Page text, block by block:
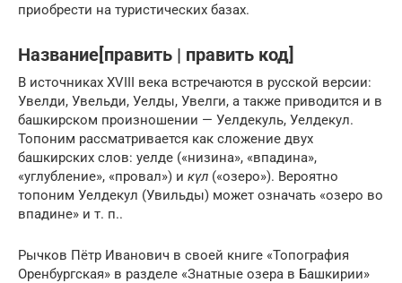
приобрести на туристических базах.
Название[править | править код]
В источниках XVIII века встречаются в русской версии:
Увелди, Увельди, Уелды, Увелги, а также приводится и в
башкирском произношении — Уелдекуль, Уелдекул.
Топоним рассматривается как сложение двух
башкирских слов: уелде («низина», «впадина»,
«углубление», «провал») и күл («озеро»). Вероятно
топоним Уелдекул (Увильды) может означать «озеро во
впадине» и т. п..
Рычков Пётр Иванович в своей книге «Топография
Оренбургская» в разделе «Знатные озера в Башкирии»